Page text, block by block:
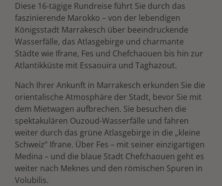
Diese 16-tägige Rundreise führt Sie durch das
faszinierende Marokko – von der lebendigen
Königsstadt Marrakesch über beeindruckende
Wasserfälle, das Atlasgebirge und charmante
Städte wie Ifrane, Fes und Chefchaouen bis hin zur
Atlantikküste mit Essaouira und Taghazout.
Nach Ihrer Ankunft in Marrakesch erkunden Sie die
orientalische Atmosphäre der Stadt, bevor Sie mit
dem Mietwagen aufbrechen. Sie besuchen die
spektakulären Ouzoud-Wasserfälle und fahren
weiter durch das grüne Atlasgebirge in die „kleine
Schweiz“ Ifrane. Über Fes – mit seiner einzigartigen
Medina – und die blaue Stadt Chefchaouen geht es
weiter nach Meknes und den römischen Spuren in
Volubilis.